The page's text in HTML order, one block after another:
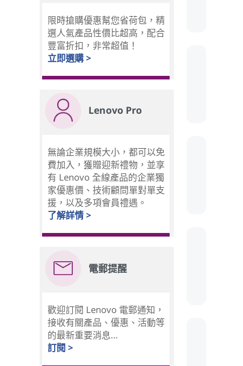
限時搶購優惠幫您省荷包，精
選人氣產品性價比超高，配合
豐富折扣，非常超值！
立即選購 >
Lenovo Pro
無論企業規模大小，都可以免
費加入，獲贈迎新禮物，並享
有 Lenovo 全線產品的企業獨
家優惠價、技術顧問單對單支
援，以及多項會員禮遇。
了解詳情 >
電郵提醒
歡迎訂閱 Lenovo 電郵通知，
接收有關產品、優惠、活動等
的最新重要消息...
訂閱 >